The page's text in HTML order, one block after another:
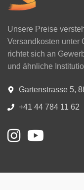
Unsere Preise
Versandkosten unter
richtet sich an
und ähnliche
Gartenstrasse 5,
+41 44 784 11 62